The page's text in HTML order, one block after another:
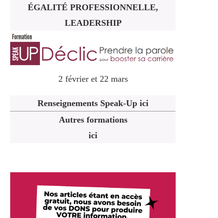
ÉGALITÉ PROFESSIONNELLE,
LEADERSHIP
2 février et 22 mars
Renseignements Speak-Up ici
Autres formations
ici